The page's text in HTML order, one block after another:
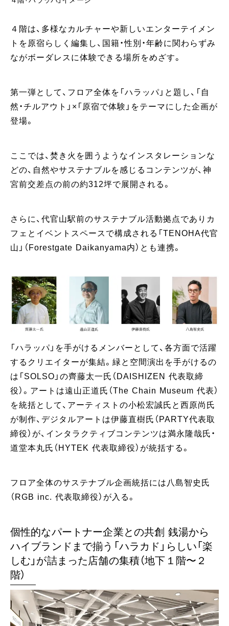
４階は、多様なカルチャーや新しいエンターテイメン
トを原宿らしく編集し、国籍・性別・年齢に関わらずみ
ながボーダレスに体験できる場所をめざす。
第一弾として、フロア全体を「ハラッパ」と題し、「自
然・チルアウト」×「原宿で体験」をテーマにした企画が
登場。
ここでは、焚き火を囲うようなインスタレーションな
どの、自然やサステナブルを感じるコンテンツが、神
宮前交差点の前の約312坪で展開される。
さらに、代官山駅前のサステナブル活動拠点でありカ
フェとイベントスペースで構成される「TENOHA代官
山」（Forestgate Daikanyama内）とも連携。
「ハラッパ」を手がけるメンバーとして、各方面で活躍
するクリエイターが集結。緑と空間演出を手がけるの
は「SOLSO」の齊藤太一氏（DAISHIZEN 代表取締
役）。アートは遠山正道氏（The Chain Museum 代表）
を統括として、アーティストの小松宏誠氏と西原尚氏
が制作、デジタルアートは伊藤直樹氏（PARTY代表取
締役）が、インタラクティブコンテンツは満永隆哉氏・
道堂本丸氏（HYTEK 代表取締役）が統括する。
フロア全体のサステナブル企画統括には八島智史氏
（RGB inc. 代表取締役）が入る。
個性的なパートナー企業との共創 銭湯から
ハイブランドまで揃う「ハラカド」らしい「楽
しむ」が詰まった店舗の集積（地下１階〜２
階）